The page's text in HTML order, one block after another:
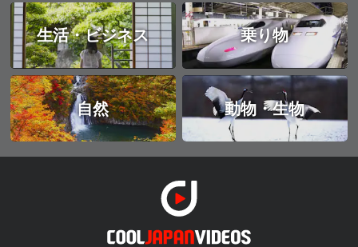
生活・ビジネス 乗り物
自然 動物・生物